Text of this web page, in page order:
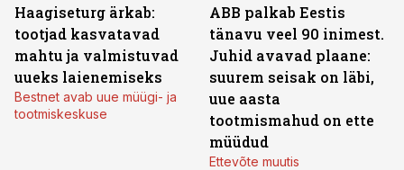
Haagiseturg ärkab:
tootjad kasvatavad
mahtu ja valmistuvad
uueks laienemiseks
Bestnet avab uue müügi- ja
tootmiskeskuse
ABB palkab Eestis
tänavu veel 90 inimest.
Juhid avavad plaane:
suurem seisak on läbi,
uue aasta
tootmismahud on ette
müüdud
Ettevõte muutis